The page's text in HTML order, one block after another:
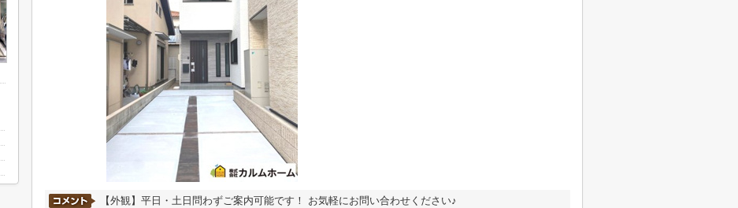
【外観】平日・土日問わずご案内可能です！ お気軽にお問い合わせください♪